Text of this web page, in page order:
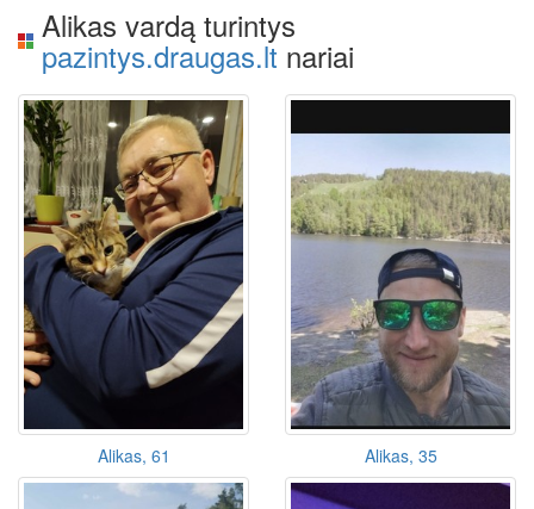
Alikas vardą turintys
pazintys.draugas.lt nariai
Alikas, 61 Alikas, 35